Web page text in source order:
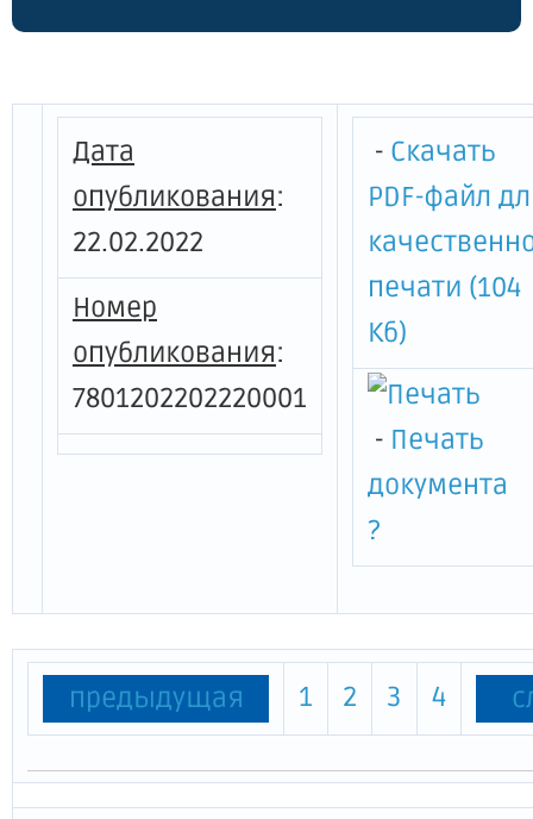
Дата
опубликования:
22.02.2022
Номер
опубликования:
7801202202220001
- Скачать
PDF-файл
печати (104
Кб)
- Печать
документа
?
предыдущая 1 2 3 4